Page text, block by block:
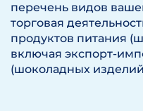
перечень видов
торговая
продуктов питания
включая экспорт-
(шоколадных